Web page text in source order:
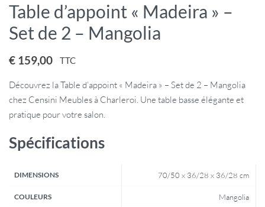
Table d’appoint « Madeira » –
Set de 2 – Mangolia
€ 159,00 TTC
Découvrez la Table d’appoint « Madeira » – Set de 2 – Mangolia
chez Censini Meubles à Charleroi. Une table basse élégante et
pratique pour votre salon.
Spécifications
DIMENSIONS 70/50 x 36/28 x 36/28 cm
COULEURS Mangolia